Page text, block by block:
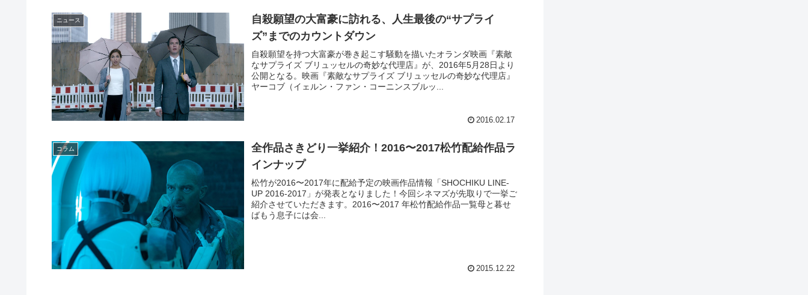
ニュース
自殺願望の大富豪に訪れる、人生最後の“サプライ
ズ”までのカウントダウン
自殺願望を持つ大富豪が巻き起こす騒動を描いたオランダ映画『素敵
なサプライズ ブリュッセルの奇妙な代理店』が、2016年5月28日より
公開となる。映画『素敵なサプライズ ブリュッセルの奇妙な代理店』
ヤーコブ（イェルン・ファン・コーニンスブルッ...
2016.02.17
コラム
全作品さきどり一挙紹介！2016〜2017松竹配給作品ラ
インナップ
松竹が2016〜2017年に配給予定の映画作品情報「SHOCHIKU LINE-
UP 2016-2017」が発表となりました！今回シネマズが先取りで一挙ご
紹介させていただきます。2016〜2017 年松竹配給作品一覧母と暮せ
ばもう息子には会...
2015.12.22